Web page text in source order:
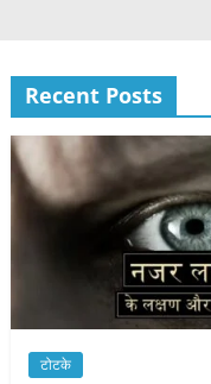
Recent Posts
टोटके